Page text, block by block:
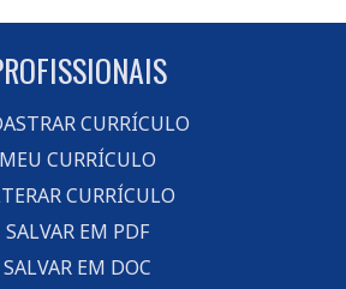
CURRÍCULO
MEU CURRÍCULO
CURRÍCULO
SALVAR EM PDF
SALVAR EM DOC